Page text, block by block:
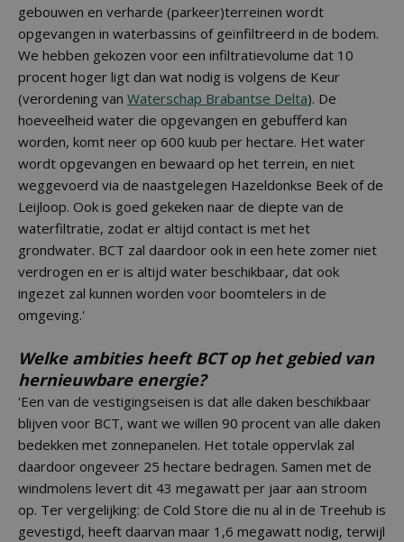
gebouwen en verharde (parkeer)terreinen wordt
opgevangen in waterbassins of geïnfiltreerd in de bodem.
We hebben gekozen voor een infiltratievolume dat 10
procent hoger ligt dan wat nodig is volgens de Keur
(verordening van Waterschap Brabantse Delta). De
hoeveelheid water die opgevangen en gebufferd kan
worden, komt neer op 600 kuub per hectare. Het water
wordt opgevangen en bewaard op het terrein, en niet
weggevoerd via de naastgelegen Hazeldonkse Beek of de
Leijloop. Ook is goed gekeken naar de diepte van de
waterfiltratie, zodat er altijd contact is met het
grondwater. BCT zal daardoor ook in een hete zomer niet
verdrogen en er is altijd water beschikbaar, dat ook
ingezet zal kunnen worden voor boomtelers in de
omgeving.'
Welke ambities heeft BCT op het gebied van
hernieuwbare energie?
'Een van de vestigingseisen is dat alle daken beschikbaar
blijven voor BCT, want we willen 90 procent van alle daken
bedekken met zonnepanelen. Het totale oppervlak zal
daardoor ongeveer 25 hectare bedragen. Samen met de
windmolens levert dit 43 megawatt per jaar aan stroom
op. Ter vergelijking: de Cold Store die nu al in de Treehub is
gevestigd, heeft daarvan maar 1,6 megawatt nodig, terwijl